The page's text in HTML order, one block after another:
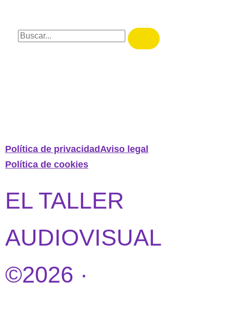
Política de privacidadAviso legal
Política de cookies
EL TALLER
AUDIOVISUAL
©2026 ·